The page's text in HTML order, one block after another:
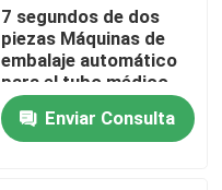
7 segundos de dos
piezas Máquinas de
embalaje automático
para el tubo médico
Automatizado de la
cánula nasal
enrollamiento y equipo
Enviar Consulta